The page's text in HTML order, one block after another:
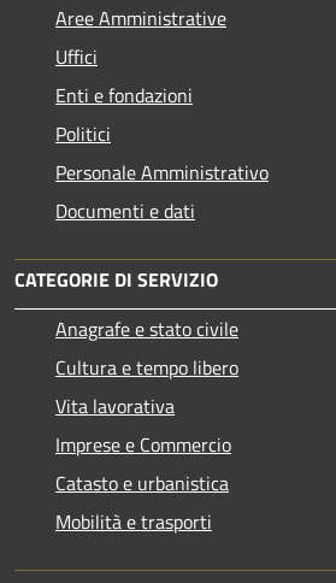
Aree Amministrative
Uffici
Enti e fondazioni
Politici
Personale Amministrativo
Documenti e dati
CATEGORIE DI SERVIZIO
Anagrafe e stato civile
Cultura e tempo libero
Vita lavorativa
Imprese e Commercio
Catasto e urbanistica
Mobilità e trasporti